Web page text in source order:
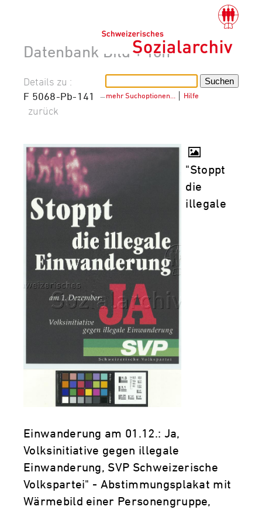
Datenbank Bild + Ton
mehr Suchoptionen… Hilfe
Details zu :
F 5068-Pb-141
–
zurück
"Stoppt
die
illegale
Einwanderung am 01.12.: Ja,
Volksinitiative gegen illegale
Einwanderung, SVP Schweizerische
Volkspartei" - Abstimmungsplakat mit
Wärmebild einer Personengruppe,